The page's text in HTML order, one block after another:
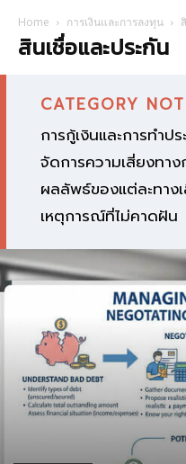
Home การเงินและการลงทุน
สินเชื่อและประกัน
CATEGORY
การกู้เงินและการทำป
จัดการความเสี่ยงทา
ผลลัพธ์ของแต่ละทาง
เหตุการณ์ที่ไม่คาดฝัน